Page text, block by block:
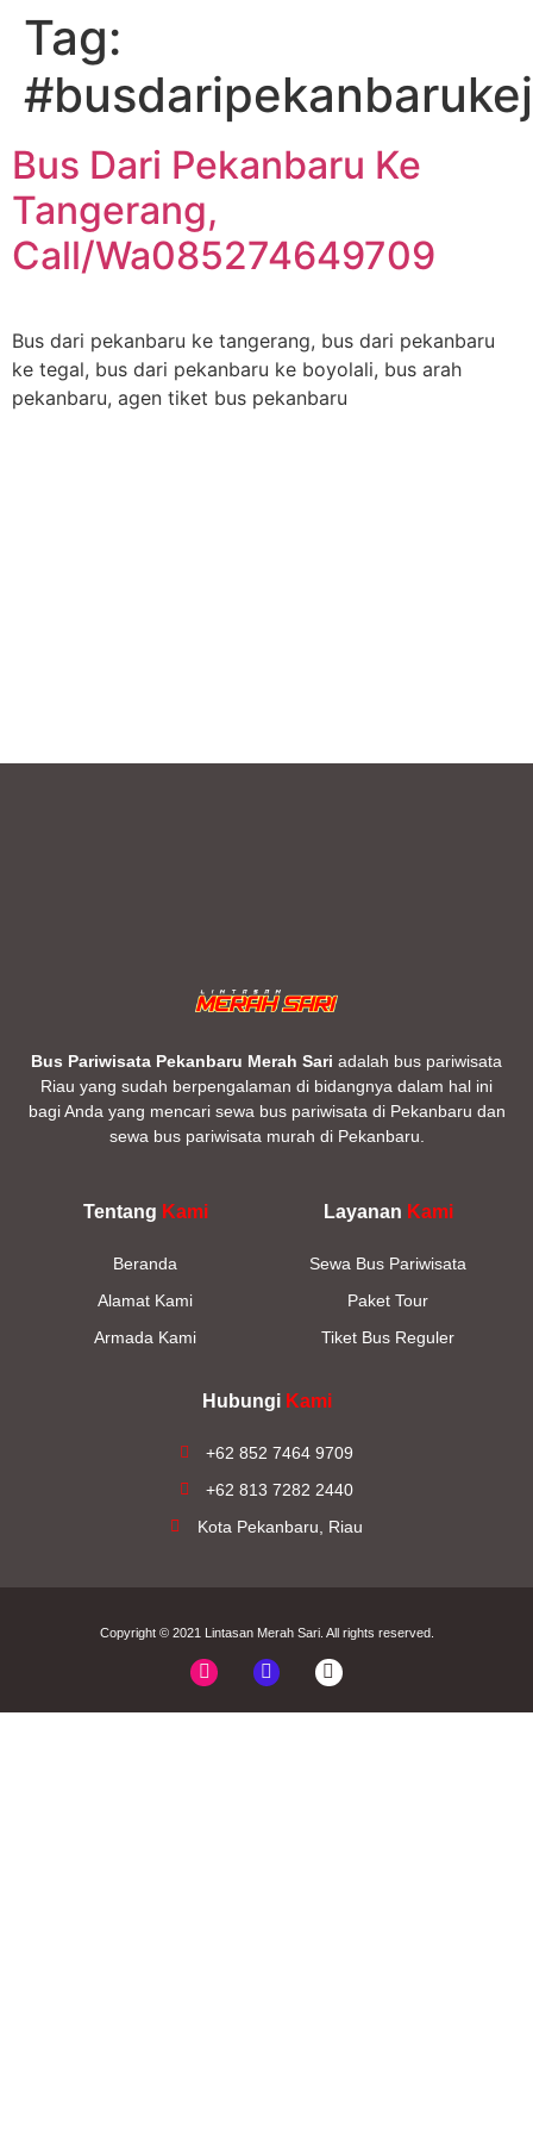
Tag:
Bus Dari Pekanbaru Ke
Tangerang,
Call/Wa085274649709
Bus dari pekanbaru ke tangerang, bus dari pekanbaru
ke tegal, bus dari pekanbaru ke boyolali, bus arah
pekanbaru, agen tiket bus pekanbaru
Bus Pariwisata Pekanbaru Merah Sari adalah bus pariwisata
Riau yang sudah berpengalaman di bidangnya dalam hal ini
bagi Anda yang mencari sewa bus pariwisata di Pekanbaru dan
sewa bus pariwisata murah di Pekanbaru.
Tentang Kami
Beranda
Alamat Kami
Armada Kami
Layanan Kami
Sewa Bus Pariwisata
Paket Tour
Tiket Bus Reguler
Hubungi Kami
+62 852 7464 9709
+62 813 7282 2440
Kota Pekanbaru, Riau
Copyright © 2021 Lintasan Merah Sari. All rights reserved.